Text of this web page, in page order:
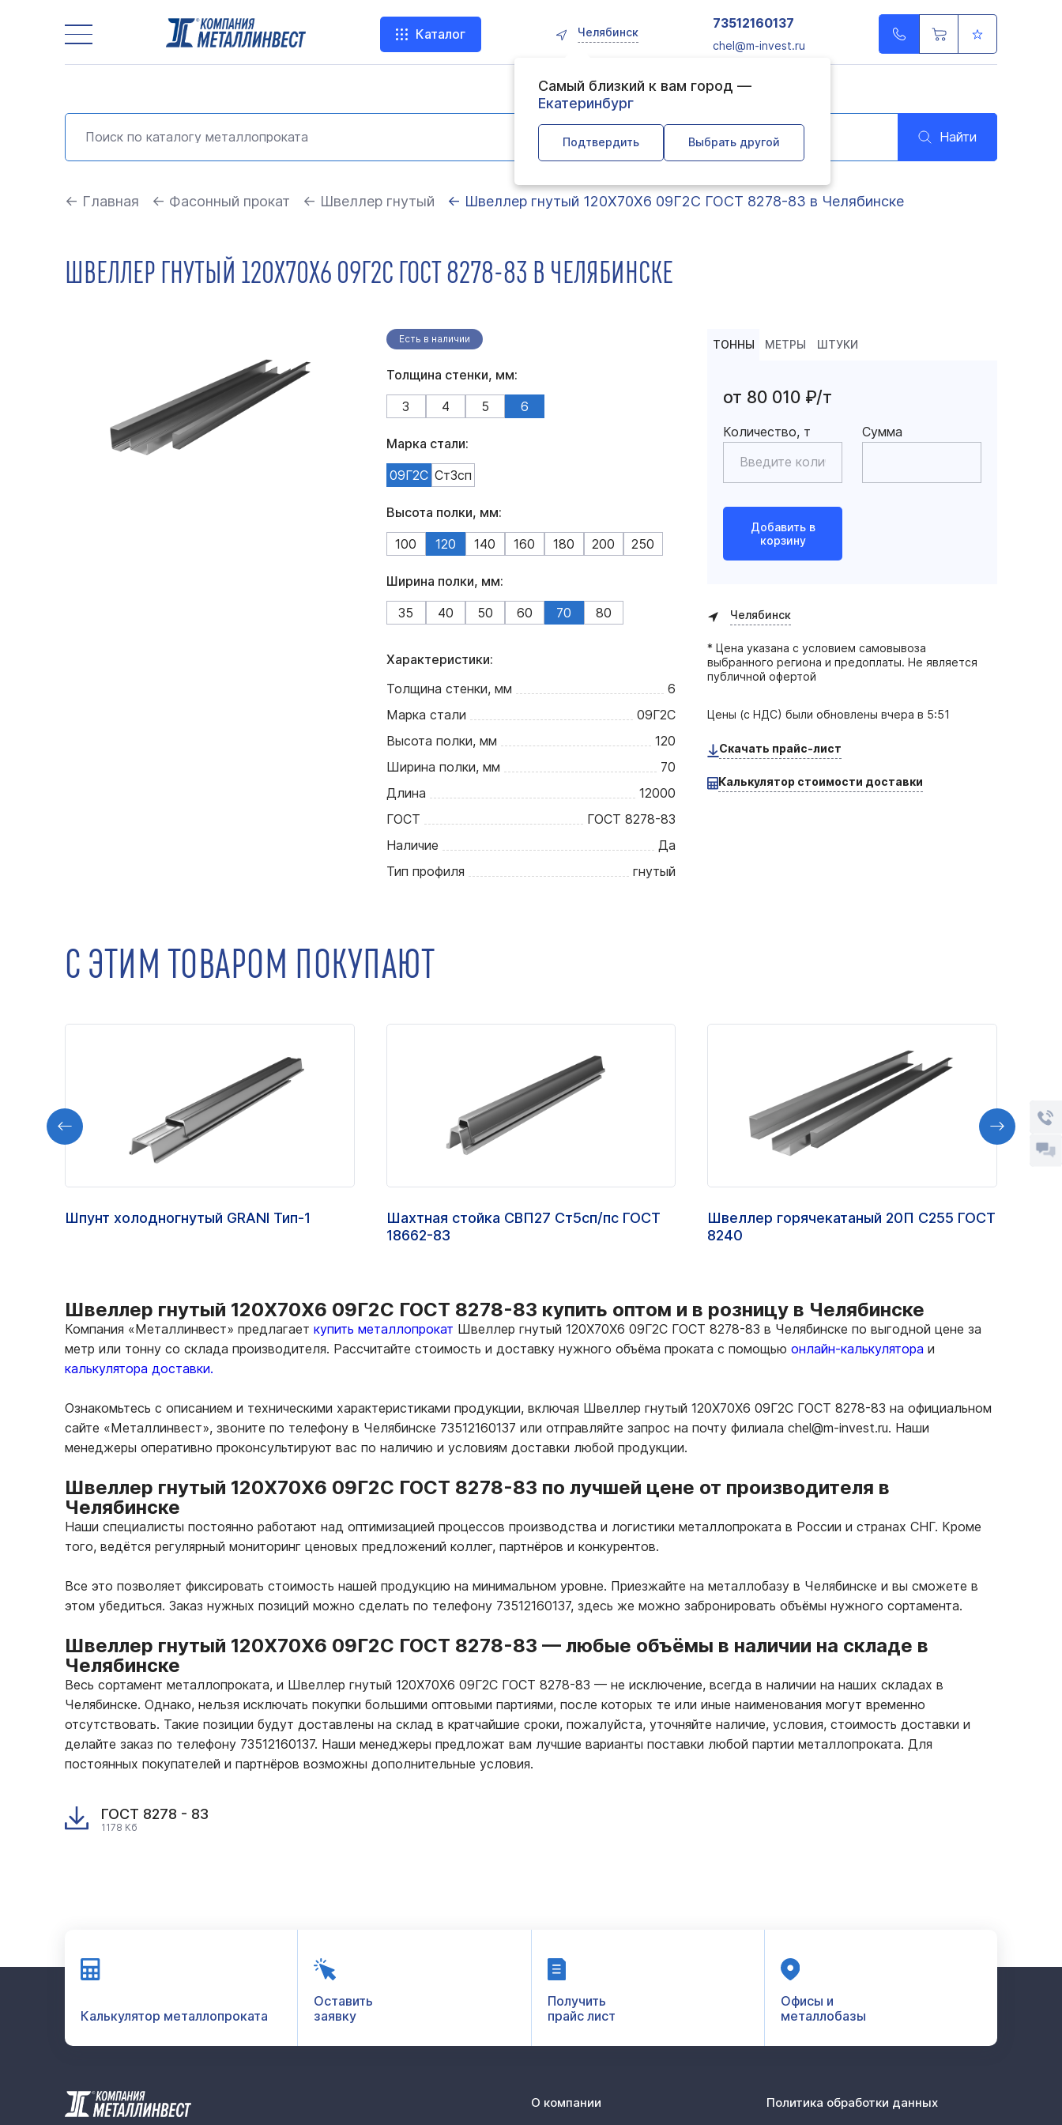
Каталог Челябинск
Самый близкий к вам город —
Екатеринбург
Подтвердить Выбрать другой
73512160137
chel@m-invest.ru
Найти
← Главная ← Фасонный прокат ← Швеллер гнутый ← Швеллер гнутый 120Х70Х6 09Г2С ГОСТ 8278-83 в Челябинске
ШВЕЛЛЕР ГНУТЫЙ 120Х70Х6 09Г2С ГОСТ 8278-83 В ЧЕЛЯБИНСКЕ
Есть в наличии
Толщина стенки, мм:
3
4 5 6
Марка стали:
09Г2С Ст3сп
Высота полки, мм:
100
120 140 160 180 200 250
Ширина полки, мм:
35
40 50 60 70 80
Характеристики:
Толщина стенки, мм
6
Марка стали
09Г2С
Высота полки, мм
120
Ширина полки, мм
70
Длина
12000
ГОСТ
ГОСТ 8278-83
Наличие
Да
Тип профиля
гнутый
ТОННЫ МЕТРЫ ШТУКИ
от 80 010 ₽/т
Количество, т Сумма
Добавить в
корзину
Челябинск
* Цена указана с условием самовывоза
выбранного региона и предоплаты. Не является
публичной офертой
Цены (с НДС) были обновленывчера в 5:51
Скачать прайс-лист
Калькулятор стоимости доставки
С ЭТИМ ТОВАРОМ ПОКУПАЮТ
Шпунт холодногнутый GRANI Тип-1
Шахтная стойка СВП27 Ст5сп/пс ГОСТ
18662-83
Швеллер горячекатаный 20П С255 ГОСТ
8240
Швеллер гнутый 120Х70Х6 09Г2С ГОСТ 8278-83 купить оптом и в розницу в Челябинске
Компания «Металлинвест» предлагает купить металлопрокат Швеллер гнутый 120Х70Х6 09Г2С ГОСТ 8278-83 в Челябинске по выгодной цене за
метр или тонну со склада производителя. Рассчитайте стоимость и доставку нужного объёма проката с помощью онлайн-калькулятора и
калькулятора доставки.
Ознакомьтесь с описанием и техническими характеристиками продукции, включая Швеллер гнутый 120Х70Х6 09Г2С ГОСТ 8278-83 на официальном
сайте «Металлинвест», звоните по телефону в Челябинске 73512160137 или отправляйте запрос на почту филиала chel@m-invest.ru. Наши
менеджеры оперативно проконсультируют вас по наличию и условиям доставки любой продукции.
Швеллер гнутый 120Х70Х6 09Г2С ГОСТ 8278-83 по лучшей цене от производителя в
Челябинске
Наши специалисты постоянно работают над оптимизацией процессов производства и логистики металлопроката в России и странах СНГ. Кроме
того, ведётся регулярный мониторинг ценовых предложений коллег, партнёров и конкурентов.
Все это позволяет фиксировать стоимость нашей продукцию на минимальном уровне. Приезжайте на металлобазу в Челябинске и вы сможете в
этом убедиться. Заказ нужных позиций можно сделать по телефону 73512160137, здесь же можно забронировать объёмы нужного сортамента.
Швеллер гнутый 120Х70Х6 09Г2С ГОСТ 8278-83 — любые объёмы в наличии на складе в
Челябинске
Весь сортамент металлопроката, и Швеллер гнутый 120Х70Х6 09Г2С ГОСТ 8278-83 — не исключение, всегда в наличии на наших складах в
Челябинске. Однако, нельзя исключать покупки большими оптовыми партиями, после которых те или иные наименования могут временно
отсутствовать. Такие позиции будут доставлены на склад в кратчайшие сроки, пожалуйста, уточняйте наличие, условия, стоимость доставки и
делайте заказ по телефону 73512160137. Наши менеджеры предложат вам лучшие варианты поставки любой партии металлопроката. Для
постоянных покупателей и партнёров возможны дополнительные условия.
ГОСТ 8278 - 83
1178 Кб
Калькулятор металлопроката
Оставить
заявку
Получить
прайс лист
Офисы и
металлобазы
О компании
Политика обработки данных